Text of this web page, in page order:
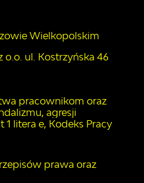
Wielkopolskim
ul. Kostrzyńska 46
pracownikom oraz
agresji
litera e, Kodeks Pracy
prawa oraz